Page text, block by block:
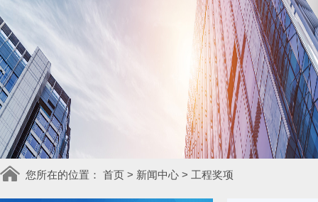
您所在的位置： 首页 > 新闻中心 > 工程奖项